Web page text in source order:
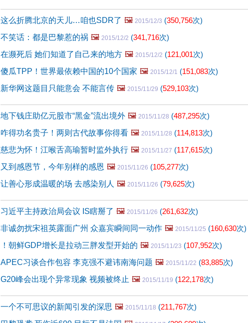
这么折腾北京的天儿…咱也SDR了 🖼️ 2015/12/3 (350,756次)
不笑话：都是巴黎惹的祸 🖼️ 2015/12/2 (341,716次)
在濒死后 她们知道了自己来的地方 🖼️ 2015/12/2 (121,001次)
傻瓜TPP！世界最依赖中国的10个国家 🖼️ 2015/12/1 (151,083次)
新华网这题目只能意会 不能言传 🖼️ 2015/11/29 (529,103次)
地下钱庄助亿元股市“黑金”流出境外 🖼️ 2015/11/28 (487,295次)
咋得功名贵子！两则古代故事你得看 🖼️ 2015/11/28 (114,813次)
慈悲为怀！江喉舌高瑜暂时监外执行 🖼️ 2015/11/27 (117,615次)
又到感恩节，今年别样的感恩 🖼️ 2015/11/26 (105,277次)
让善心形成温暖的场 去感染别人 🖼️ 2015/11/26 (79,625次)
习近平主持政治局会议 IS瞎掰了 🖼️ 2015/11/26 (261,632次)
非诚勿扰宋祖英露面广州 众嘉宾瞬间同一动作 🖼️ 2015/11/25 (160,630次)
！朝鲜GDP增长是拉动三胖发型开始的 🖼️ 2015/11/23 (107,952次)
APEC习谈合作包容 李克强不避讳南海问题 🖼️ 2015/11/22 (83,885次)
G20峰会出现个异常现象 视频被终止 🖼️ 2015/11/19 (122,178次)
一个不可思议的新闻引发的深思 🖼️ 2015/11/18 (211,767次)